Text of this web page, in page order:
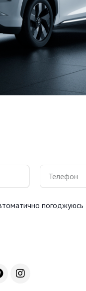
погоджуюсь